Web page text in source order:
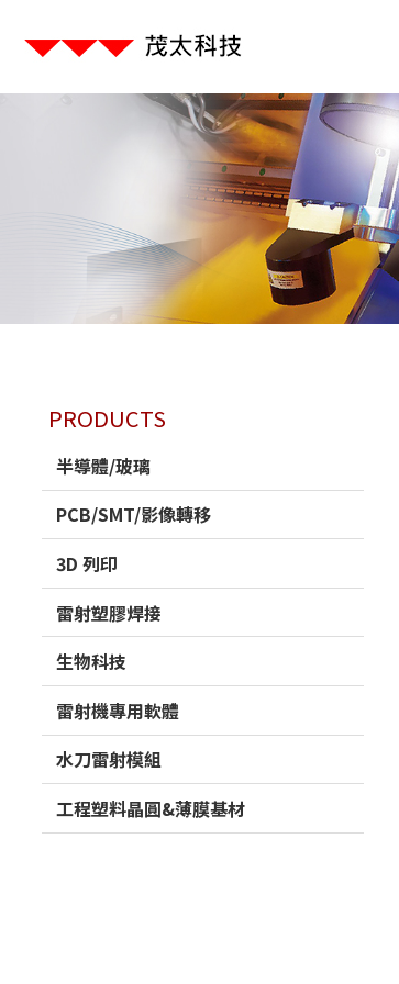
PRODUCTS
半導體/玻璃
PCB/SMT/影像轉移
3D 列印
雷射塑膠焊接
生物科技
雷射機專用軟體
水刀雷射模組
工程塑料晶圓&薄膜基材